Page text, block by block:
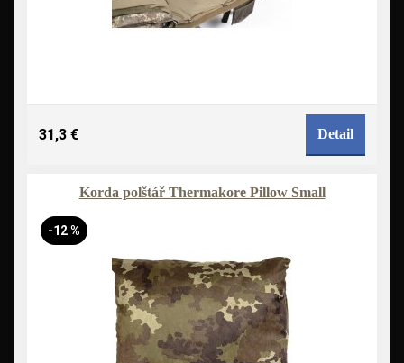
31,3 € Detail
Korda polštář Thermakore Pillow Small
-12 %